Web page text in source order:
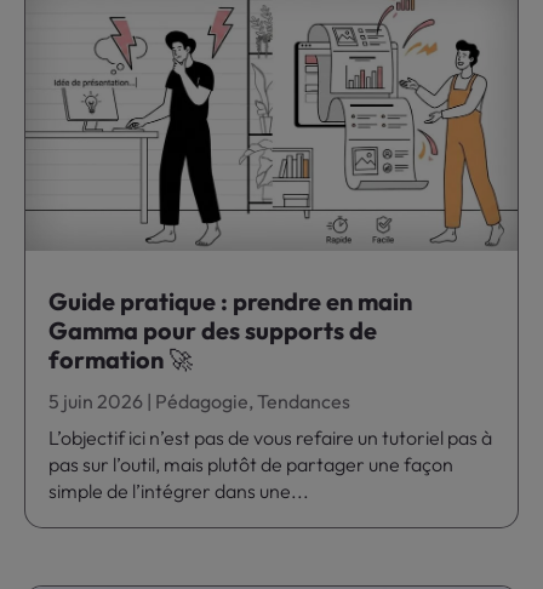
Guide pratique : prendre en main
Gamma pour des supports de
formation 🚀
5 juin 2026 | Pédagogie,Tendances
L’objectif ici n’est pas de vous refaire un tutoriel pas à
pas sur l’outil, mais plutôt de partager une façon
simple de l’intégrer dans une...